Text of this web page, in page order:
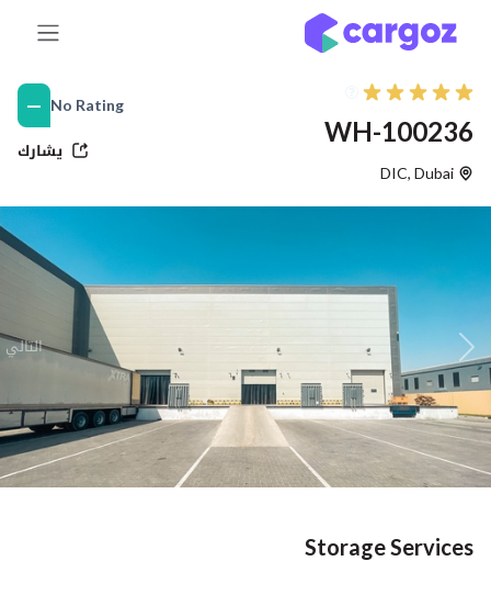
تخطي للذهاب إلى المحتوى
WH-100236
DIC, Dubai
No Rating
—
يشارك
Previous التالي
Storage Services